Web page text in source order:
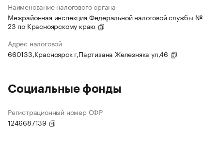
Наименование налогового органа
Межрайонная инспекция Федеральной налоговой службы №
23 по Красноярскому краю
Адрес налоговой
660133,Красноярск г,Партизана Железняка ул,46
Социальные фонды
Регистрационный номер СФР
1246687139